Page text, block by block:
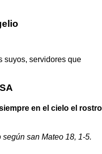
suyos, servidores que
en el cielo el rostro
san Mateo 18, 1-5.